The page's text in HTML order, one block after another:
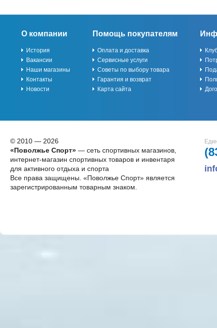
О компании
История
Вакансии
Наши магазины
Контакты
Новости
Помощь покупателям
Оплата и доставка
Сервисные услуги
Советы по выбору товара
Гарантия и возврат
Карта сайта
© 2010 — 2026
«Поволжье Спорт»— сеть спортивных магазинов,
интернет-магазин спортивных товаров и инвентаря
для активного отдыха и спорта
Все права защищены. «Поволжье Спорт» является
зарегистрированным товарным знаком.